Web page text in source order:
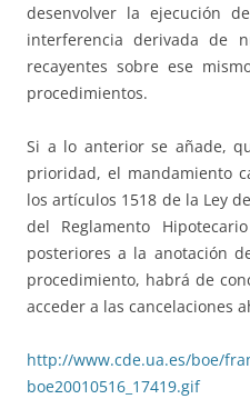
desenvolver la ejecución
interferencia derivada de
recayentes sobre ese
procedimientos.
Si a lo anterior se añade,
prioridad, el mandamiento
los artículos 1518 de la Ley
del Reglamento
posteriores a la anotación
procedimiento, habrá de
acceder a las cancelaciones
http://www.cde.ua.es/boe/
boe20010516_17419.gif